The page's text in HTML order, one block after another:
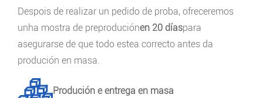
Despois de realizar un pedido de proba, ofreceremos
unha mostra de preproduciónen 20 díaspara
asegurarse de que todo estea correcto antes da
produción en masa.
Produción e entrega en masa